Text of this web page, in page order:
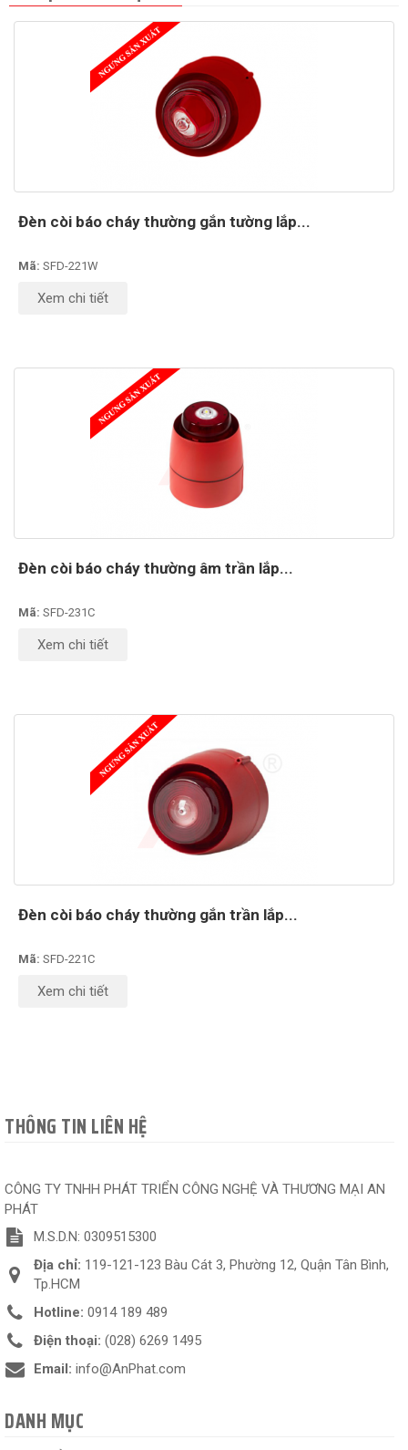
Đèn còi báo cháy thường gắn tường lắp...
Mã: SFD-221W
Xem chi tiết
Đèn còi báo cháy thường âm trần lắp...
Mã: SFD-231C
Xem chi tiết
Đèn còi báo cháy thường gắn trần lắp...
Mã: SFD-221C
Xem chi tiết
THÔNG TIN LIÊN HỆ
CÔNG TY TNHH PHÁT TRIỂN CÔNG NGHỆ VÀ THƯƠNG MẠI AN
PHÁT
M.S.D.N: 0309515300
Địa chỉ: 119-121-123 Bàu Cát 3, Phường 12, Quận Tân Bình,
Tp.HCM
Hotline: 0914 189 489
Điện thoại: (028) 6269 1495
Email: info@AnPhat.com
DANH MỤC